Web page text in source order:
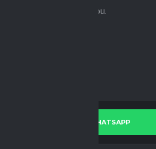
výkon s tříbodovou tečkou.
SHARE ON WHATSAPP